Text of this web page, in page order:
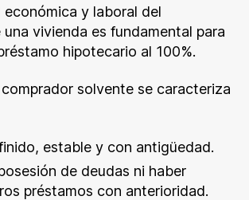
económica y laboral del
vivienda es fundamental para
hipotecario al 100%.
solvente se caracteriza
estable y con antigüedad.
de deudas ni haber
préstamos con anterioridad.